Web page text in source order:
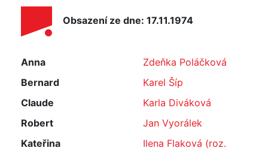
Obsazení ze dne: 17.11.1974
Anna
Zdeňka Poláčková
Bernard
Karel Šíp
Claude
Karla Diváková
Robert
Jan Vyorálek
Kateřina
Ilena Flaková (roz.